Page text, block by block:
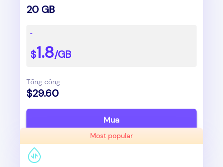
20 GB
$1.8/GB
Tổng cộng
$29.60
Mua
Most popular